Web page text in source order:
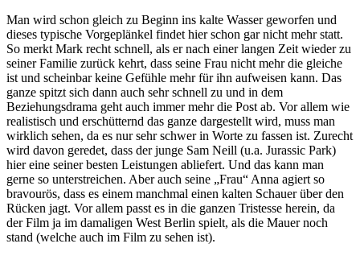
Man wird schon gleich zu Beginn ins kalte Wasser geworfen und
dieses typische Vorgeplänkel findet hier schon gar nicht mehr statt.
So merkt Mark recht schnell, als er nach einer langen Zeit wieder zu
seiner Familie zurück kehrt, dass seine Frau nicht mehr die gleiche
ist und scheinbar keine Gefühle mehr für ihn aufweisen kann. Das
ganze spitzt sich dann auch sehr schnell zu und in dem
Beziehungsdrama geht auch immer mehr die Post ab. Vor allem wie
realistisch und erschütternd das ganze dargestellt wird, muss man
wirklich sehen, da es nur sehr schwer in Worte zu fassen ist. Zurecht
wird davon geredet, dass der junge Sam Neill (u.a. Jurassic Park)
hier eine seiner besten Leistungen abliefert. Und das kann man
gerne so unterstreichen. Aber auch seine „Frau“ Anna agiert so
bravourös, dass es einem manchmal einen kalten Schauer über den
Rücken jagt. Vor allem passt es in die ganzen Tristesse herein, da
der Film ja im damaligen West Berlin spielt, als die Mauer noch
stand (welche auch im Film zu sehen ist).